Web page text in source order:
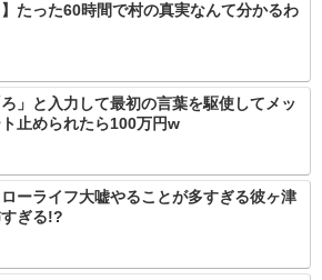
】たった60時間で村の真実なんて分かるわ
ろ」と入力して最初の言葉を駆使してメッ
止められたら100万円w
ローライフ大嘘やることが多すぎる彼ヶ津
ぎる!?